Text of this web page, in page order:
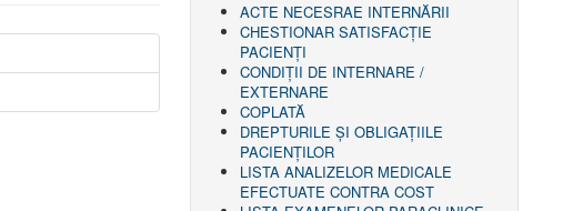
ACTE NECESRAE INTERNĂRII
CHESTIONAR SATISFACŢIE
PACIENŢI
CONDIȚII DE INTERNARE /
EXTERNARE
COPLATĂ
DREPTURILE ŞI OBLIGAŢIILE
PACIENȚILOR
LISTA ANALIZELOR MEDICALE
EFECTUATE CONTRA COST